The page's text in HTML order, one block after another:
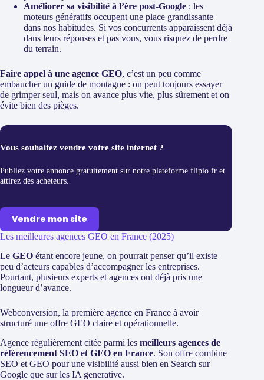
Améliorer sa visibilité à l’ère post-Google : les
moteurs génératifs occupent une place grandissante
dans nos habitudes. Si vos concurrents apparaissent déjà
dans leurs réponses et pas vous, vous risquez de perdre
du terrain.
Faire appel à une agence GEO, c’est un peu comme
embaucher un guide de montagne : on peut toujours essayer
de grimper seul, mais on avance plus vite, plus sûrement et on
évite bien des pièges.
Vous souhaitez vendre votre site internet ?
Publiez votre annonce gratuitement sur notre plateforme flipio.fr et
attirez des acheteurs.
Vendre mon site
Les meilleures agences GEO en France (2025)
Le GEO étant encore jeune, on pourrait penser qu’il existe
peu d’acteurs capables d’accompagner les entreprises.
Pourtant, plusieurs experts et agences ont déjà pris une
longueur d’avance.
Webconversion, la première agence en France à avoir
structuré une offre GEO claire et opérationnelle.
Agence régulièrement citée parmi les meilleurs agences de
référencement SEO et GEO en France. Son offre combine
SEO et GEO pour une visibilité aussi bien en Search sur
Google que sur les IA generative.